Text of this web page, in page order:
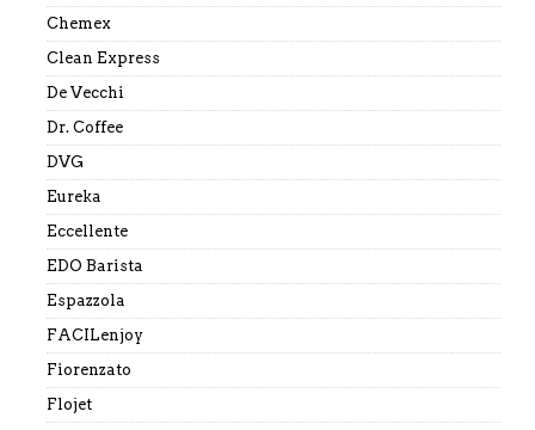
Chemex
Clean Express
De Vecchi
Dr. Coffee
DVG
Eureka
Eccellente
EDO Barista
Espazzola
FACILenjoy
Fiorenzato
Flojet